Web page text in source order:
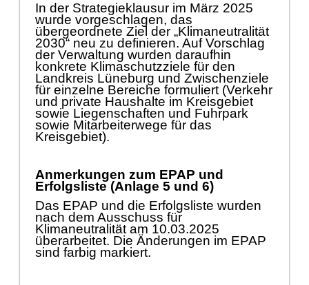
In der Strategieklausur im März 2025
wurdevorgeschlagen,das
übergeordnete Ziel der „Klimaneutralität
2030“ neu zu definieren. Auf Vorschlag
der Verwaltung wurden daraufhin
konkrete Klimaschutzziele für den
Landkreis Lüneburg und Zwischenziele
für einzelne Bereicheformuliert (Verkehr
und private Haushalte im Kreisgebiet
sowie Liegenschaften und Fuhrpark
sowie Mitarbeiterwege für das
Kreisgebiet).
Anmerkungen zum EPAP und
Erfolgsliste (Anlage 5 und 6)
Das EPAP und die Erfolgslistewurden
nach dem Ausschuss für
Klimaneutralität am 10.03.2025
überarbeitet. Die Änderungen im EPAP
sind farbig markiert.